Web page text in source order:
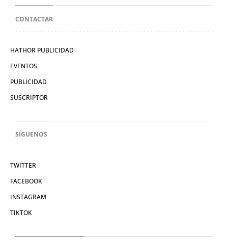
CONTACTAR
HATHOR PUBLICIDAD
EVENTOS
PUBLICIDAD
SUSCRIPTOR
SÍGUENOS
TWITTER
FACEBOOK
INSTAGRAM
TIKTOK